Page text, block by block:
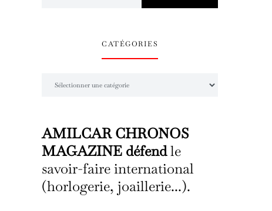
CATÉGORIES
AMILCAR CHRONOS
MAGAZINE défendle
savoir-faire international
(horlogerie, joaillerie...).